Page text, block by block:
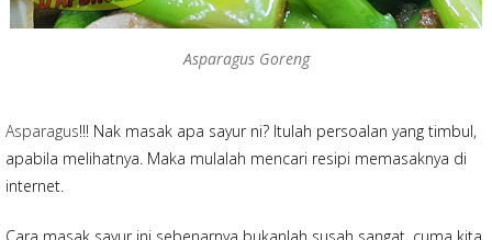
Asparagus Goreng
Asparagus!!! Nak masak apa sayur ni? Itulah persoalan yang timbul,
apabila melihatnya. Maka mulalah mencari resipi memasaknya di
internet.
Cara masak sayur ini sebenarnya bukanlah susah sangat, cuma kita